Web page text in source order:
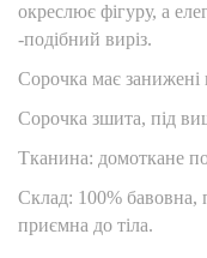
окреслює фігуру, а
-подібний виріз.
Сорочка має занижені
Сорочка зшита, під
Тканина: домоткане
Склад: 100% бавовна,
приємна до тіла.